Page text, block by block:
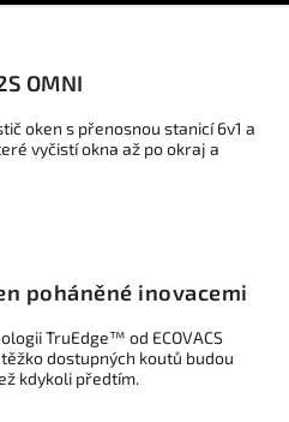
OMNI
oken s přenosnou stanicí 6v1 a
vyčistí okna až po okraj a
poháněné inovacemi
TruEdge™ od ECOVACS
dostupných koutů budou
kdykoli předtím.